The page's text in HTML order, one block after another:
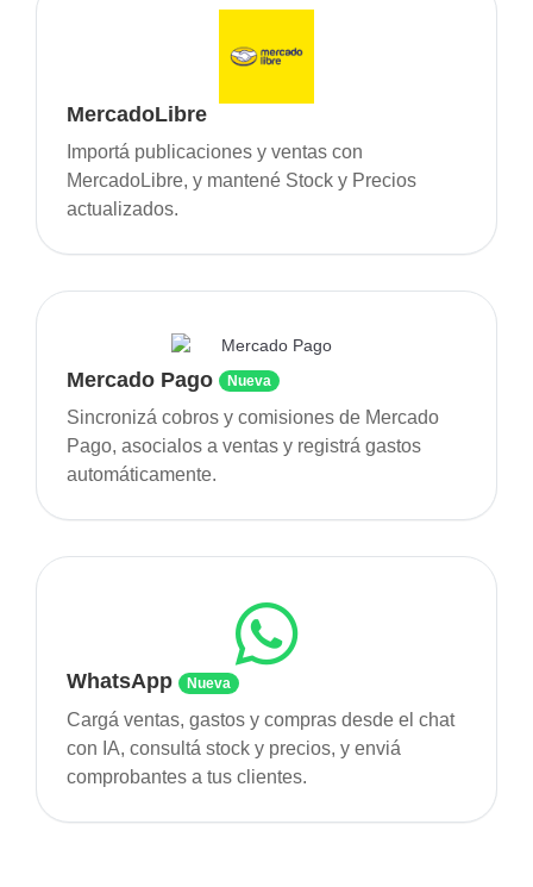
MercadoLibre
Importá publicaciones y ventas con
MercadoLibre, y mantené Stock y Precios
actualizados.
Mercado Pago Nueva
Sincronizá cobros y comisiones de Mercado
Pago, asocialos a ventas y registrá gastos
automáticamente.
WhatsApp Nueva
Cargá ventas, gastos y compras desde el chat
con IA, consultá stock y precios, y enviá
comprobantes a tus clientes.